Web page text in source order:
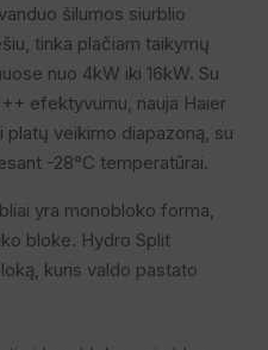
šilumos siurblio
tinka plačiam taikymų
nuo 4kW iki 16kW. Su
efektyvumu, nauja Haier
platų veikimo diapazoną, su
-28°C temperatūrai.
yra monobloko forma,
bloke. Hydro Split
kuris valdo pastato